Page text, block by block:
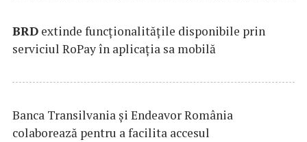
BRD extinde funcţionalităţile disponibile prin
serviciul RoPay în aplicaţia sa mobilă
Banca Transilvania şi Endeavor România
colaborează pentru a facilita accesul